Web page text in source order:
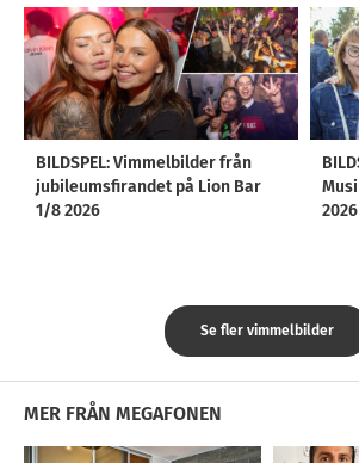
BILDSPEL: Vimmelbilder från
jubileumsfirandet på Lion Bar
1/8 2026
2026
Se fler vimmelbilder
MER FRÅN MEGAFONEN